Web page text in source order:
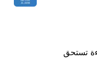
تستحق